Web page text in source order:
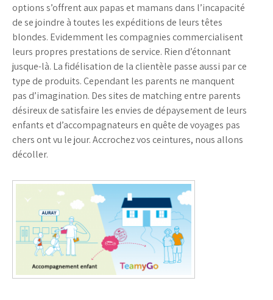
options s’offrent aux papas et mamans dans l’incapacité
de se joindre à toutes les expéditions de leurs têtes
blondes. Evidemment les compagnies commercialisent
leurs propres prestations de service. Rien d’étonnant
jusque-là. La fidélisation de la clientèle passe aussi par ce
type de produits. Cependant les parents ne manquent
pas d’imagination. Des sites de matching entre parents
désireux de satisfaire les envies de dépaysement de leurs
enfants et d’accompagnateurs en quête de voyages pas
chers ont vu le jour. Accrochez vos ceintures, nous allons
décoller.